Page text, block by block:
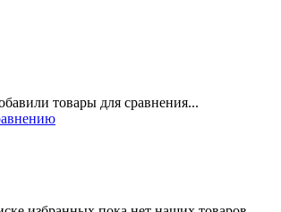
товары для сравнения...